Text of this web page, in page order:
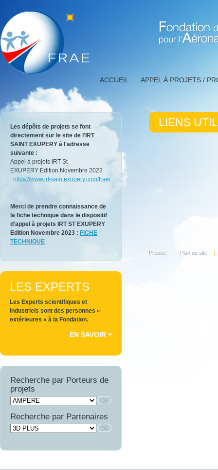
Liens
FNRAE
Fondation
de
Recherche
l'Aéronautique
l'Espace
ACCUEIL APPEL À PROJETS /
Les dépôts de projets se font
directement sur le site de l'IRT
SAINT EXUPERY à l'adresse
suivante :
Appel à projets IRT St
EXUPERY Edition Novembre 2023
: https://www.irt-saintexupery.com/frae/
Merci de prendre connaissance de
la fiche technique dans le dispositif
d'appel à projets IRT ST EXUPERY
Edition Novembre 2023 : FICHE
TECHNIQUE
LES EXPERTS
Les Experts scientifiques et
industriels sont des personnes «
extérieures » à la Fondation.
EN SAVOIR +
Recherche par Porteurs de
projets
Recherche par Partenaires
LIENS
Presse | Plan du site |